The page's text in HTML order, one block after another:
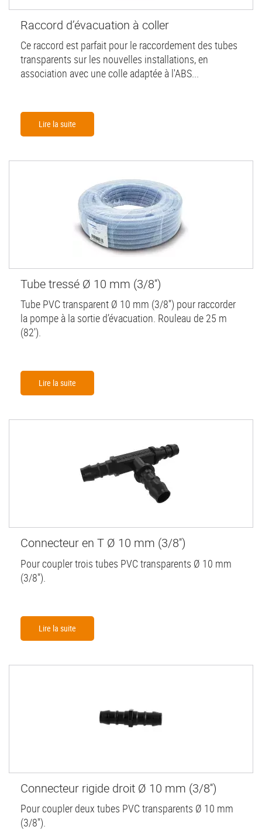
Raccord d’évacuation à coller
Ce raccord est parfait pour le raccordement des tubes
transparents sur les nouvelles installations, en
association avec une colle adaptée à l'ABS...
Lire la suite
Tube tressé Ø 10 mm (3/8'')
Tube PVC transparent Ø 10 mm (3/8'') pour raccorder
la pompe à la sortie d’évacuation. Rouleau de 25 m
(82').
Lire la suite
Connecteur en T Ø 10 mm (3/8'')
Pour coupler trois tubes PVC transparents Ø 10 mm
(3/8'').
Lire la suite
Connecteur rigide droit Ø 10 mm (3/8'')
Pour coupler deux tubes PVC transparents Ø 10 mm
(3/8'').